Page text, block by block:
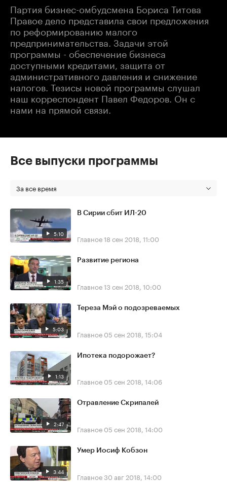
Партия бизнес-омбудсмена Бориса Титова
Правое дело представила свои предложения
по реформированию малого
предпринимательства. Задачи этой
программы - обеспечение бизнеса
доступными кредитами, защита от
административного давления и снижение
налогов. Тезисы новой программы слушал
наш корреспондент Павел Федоров. Он с
нами на прямой связи.
Все выпуски программы
За все время
5:10
В Сирии сбит ИЛ-20
Главное18 сен 2018, 11:00
1:35
Развитие региона
Главное13 сен 2018, 10:00
5:03
Тереза Мэй о подозреваемых
Главное 05 сен 2018, 15:04
1:13
Ипотека подорожает?
Главное 05 сен 2018, 14:06
2:47
Отравление Скрипалей
Главное 05 сен 2018, 14:00
3:44
Умер Иосиф Кобзон
Главное30 авг 2018, 14:00